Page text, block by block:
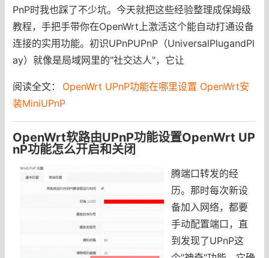
PnP时我也踩了不少坑。今天就把这些经验整理成保姆级
教程，手把手带你在OpenWrt上激活这个能自动打通设备
连接的实用功能。初识UPnPUPnP（UniversalPlugandPl
ay）就像是局域网里的"社交达人"，它让
阅读全文：
OpenWrt UPnP功能在哪里设置 OpenWrt安
装MiniUPnP
OpenWrt软路由UPnP功能设置OpenWrt UP
nP功能怎么开启和关闭
腾端口转发的经
历。那时每次新设
备加入网络，都要
手动配置端口，直
到发现了UPnP这